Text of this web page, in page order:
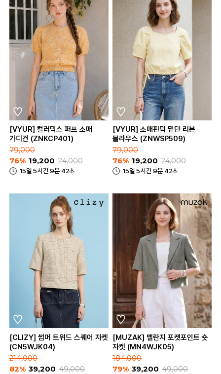
[VYUR] 컬러믹스 퍼프 소매
가디건 (ZNKCP401)
79,000
76% 19,200 24,000
15일 5시간 9분 42초
[VYUR] 소매핀턱 밑단 리본
블라우스 (ZNWSP509)
79,000
76% 19,200 24,000
15일 5시간 9분 42초
[CLIZY] 썸머 트위드 스퀘어 자켓
(CN5WJK04)
214,000
82% 39,200 49,000
[MUZAK] 멜란지 포켓포인트 숏
자켓 (MN4WJK05)
184,000
79% 39,200 49,000